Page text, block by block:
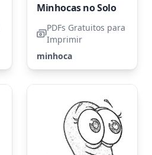
Minhocas no Solo
PDFs Gratuitos para
Imprimir
minhoca